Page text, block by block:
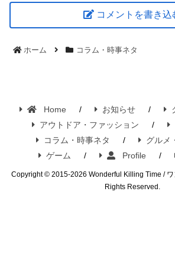
コメントを書き込
ホーム コラム・時事ネタ
Home お知らせ
アウトドア・ファッション
コラム・時事ネタ
グルメ
ゲーム
Profile
Copyright © 2015-2026 Wonderful Killing Time / ワ
Rights Reserved.